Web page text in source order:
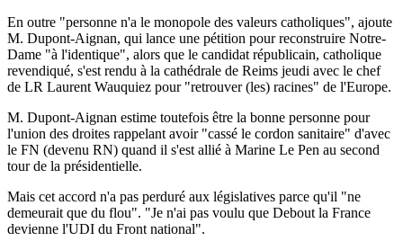
En outre "personne n'a le monopole des valeurs catholiques", ajoute
M. Dupont-Aignan, qui lance une pétition pour reconstruire Notre-
Dame "à l'identique", alors que le candidat républicain, catholique
revendiqué, s'est rendu à la cathédrale de Reims jeudi avec le chef
de LR Laurent Wauquiez pour "retrouver (les) racines" de l'Europe.
M. Dupont-Aignan estime toutefois être la bonne personne pour
l'union des droites rappelant avoir "cassé le cordon sanitaire" d'avec
le FN (devenu RN) quand il s'est allié à Marine Le Pen au second
tour de la présidentielle.
Mais cet accord n'a pas perduré aux législatives parce qu'il "ne
demeurait que du flou". "Je n'ai pas voulu que Debout la France
devienne l'UDI du Front national".